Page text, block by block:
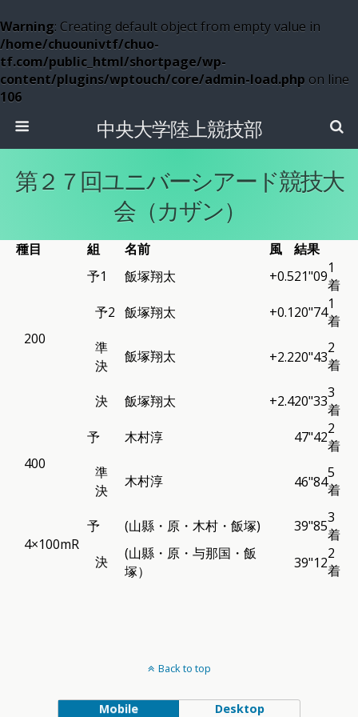
Warning: Creating default object from empty value in
/home/chuounivtf/chuo-
tf.com/public_html/shortpage/wp-
content/plugins/wptouch/core/admin-load.php on line
106
中央大学陸上競技部
第２７回ユニバーシアード競技大
会（カザン）
種目 組 名前 風 結果
200
予1 飯塚翔太 +0.521"091
着
予2 飯塚翔太 +0.120"741
着
準
決
飯塚翔太 +2.220"43
2
着
決 飯塚翔太 +2.420"333
着
400
予 木村淳 47"422
着
準
決
木村淳 46"84
5
着
4×100mR
予 (山縣・原・木村・飯塚) 39"853
着
決
(山縣・原・与那国・飯
塚）
39"12
2
着
Back to top
Mobile Desktop